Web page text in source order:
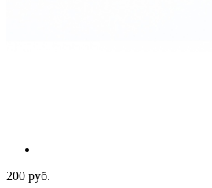
200 руб.